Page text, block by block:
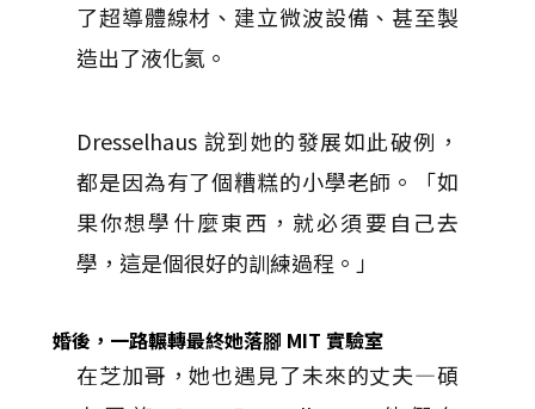
了超導體線材、建立微波設備、甚至製
造出了液化氦。
Dresselhaus 說到她的發展如此破例，
都是因為有了個糟糕的小學老師。「如
果你想學什麼東西，就必須要自己去
學，這是個很好的訓練過程。」
婚後，一路輾轉最終她落腳 MIT 實驗室
在芝加哥，她也遇見了未來的丈夫—碩